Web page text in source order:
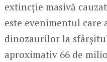
extincție masivă
este evenimentul care
dinozaurilor la
aproximativ 66 de